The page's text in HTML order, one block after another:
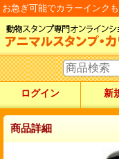
お急ぎ可能でカラーインク
ログイン 新
商品詳細